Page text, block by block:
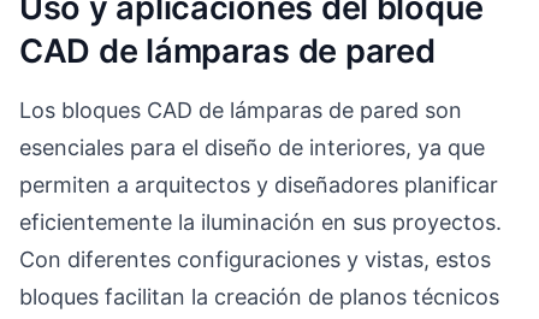
CAD de lámparas de pared
Los bloques CAD de lámparas de pared son
esenciales para el diseño de interiores, ya que
permiten a arquitectos y diseñadores planificar
eficientemente la iluminación en sus proyectos.
Con diferentes configuraciones y vistas, estos
bloques facilitan la creación de planos técnicos